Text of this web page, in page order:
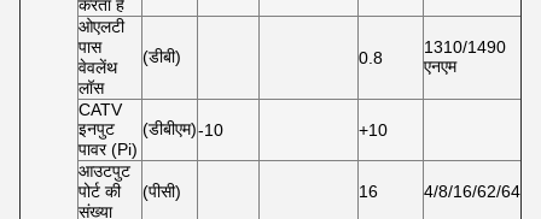
करता है
ओएलटी
पास
वेवलेंथ
लॉस
(डीबी) 0.8
1310/1490
एनएम
CATV
इनपुट
पावर (Pi)
(डीबीएम)-10 +10
आउटपुट
पोर्ट की
संख्या
(पीसी) 16 4/8/16/62/64